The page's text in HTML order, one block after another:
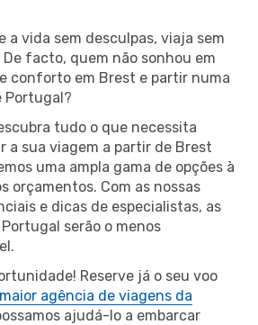
a vida sem desculpas, viaja sem
De facto, quem não sonhou em
conforto em Brest e partir numa
Portugal?
tudo o que necessita
a sua viagem a partir de Brest
uma ampla gama de opções à
orçamentos. Com as nossas
e dicas de especialistas, as
serão o menos
Reserve já o seu voo
agência de viagens da
ajudá-lo a embarcar